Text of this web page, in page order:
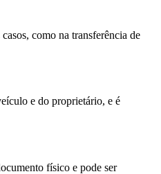
como na transferência de
e do proprietário, e é
físico e pode ser